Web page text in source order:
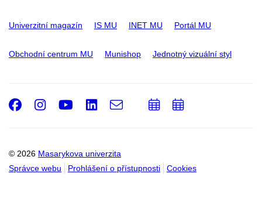
Univerzitní magazín IS MU INET MU Portál MU
Obchodní centrum MU Munishop Jednotný vizuální styl
© 2026 Masarykova univerzita
Správce webu
Prohlášení o přístupnosti Cookies
Facebook
Instagram
Youtube
LinkedIn
e-
PřidatPřidat